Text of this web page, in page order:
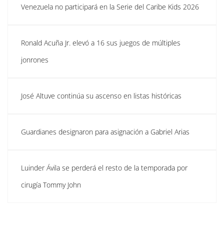
Venezuela no participará en la Serie del Caribe Kids 2026
Ronald Acuña Jr. elevó a 16 sus juegos de múltiples
jonrones
José Altuve continúa su ascenso en listas históricas
Guardianes designaron para asignación a Gabriel Arias
Luinder Ávila se perderá el resto de la temporada por
cirugía Tommy John